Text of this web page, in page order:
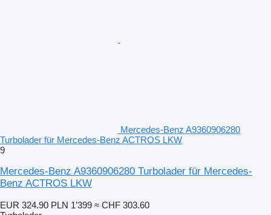
Mercedes-Benz A9360906280
Turbolader für Mercedes-Benz ACTROS LKW
9
Mercedes-Benz A9360906280 Turbolader für Mercedes-
Benz ACTROS LKW
EUR 324.90 PLN 1’399 ≈ CHF 303.60